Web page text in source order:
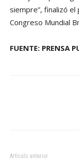
siempre”, finalizó
Congreso Mundial
FUENTE: PRENSA
Artículo anterior